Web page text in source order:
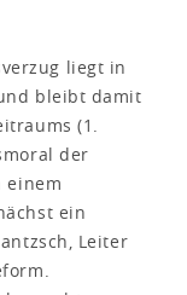
liegt in
bleibt damit
(1.
der
einem
ein
Leiter